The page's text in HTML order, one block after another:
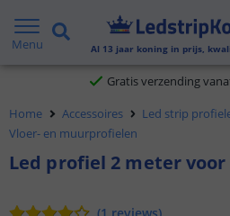
Menu Al 13 jaar koning in prijs,
5 jaar
Gratis verzending
Voor 23:45 uur besteld,
Home Accessoires
Led strip
Vloer- en muurprofielen
Led profiel 2 meter